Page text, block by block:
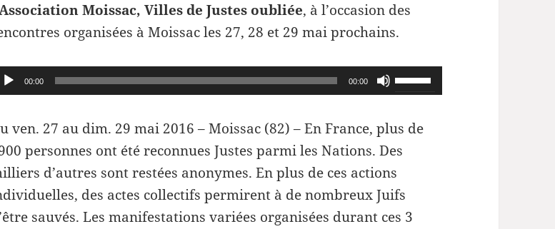
Moissac, Villes de Justes oubliée, à l’occasion des
organisées à Moissac les 27, 28 et 29 mai prochains.
00:00 00:00
Utilisez
les
flèches
augmenter
ou
ven. 27 au dim. 29 mai 2016 – Moissac (82) –En France, plus de
personnes ont été reconnues Justes parmi les Nations. Des
d’autres sont restées anonymes. En plus de ces actions
des actes collectifs permirent à de nombreux Juifs
sauvés. Les manifestations variées organisées durant ces 3